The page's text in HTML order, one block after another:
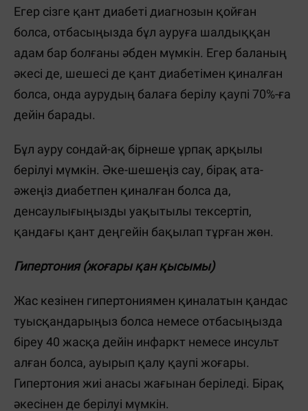
Егер сізге қант диабеті диагнозын қойған
болса, отбасыңызда бұл ауруға шалдыққан
адам бар болғаны әбден мүмкін. Егер баланың
әкесі де, шешесі де қант диабетімен қиналған
болса, онда аурудың балаға берілу қаупі 70%-ға
дейін барады.
Бұл ауру сондай-ақ бірнеше ұрпақ арқылы
берілуі мүмкін. Әке-шешеңіз сау, бірақ ата-
әжеңіз диабетпен қиналған болса да,
денсаулығыңызды уақытылы тексертіп,
қандағы қант деңгейін бақылап тұрған жөн.
Гипертония (жоғары қан қысымы)
Жас кезінен гипертониямен қиналатын қандас
туысқандарыңыз болса немесе отбасыңызда
біреу 40 жасқа дейін инфаркт немесе инсульт
алған болса, ауырып қалу қаупі жоғары.
Гипертония жиі анасы жағынан беріледі. Бірақ
әкесінен де берілуі мүмкін.